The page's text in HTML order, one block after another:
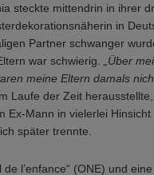
steckte mittendrin in ihrer
in
Partner schwanger
war schwierig.
„Über
meine Eltern damals
Laufe der Zeit
Ex-Mann in vielerlei
später trennte.
de l’enfance“ (ONE) und